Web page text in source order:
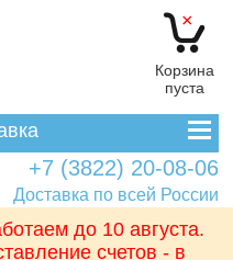
Доставка по всей России
×
Корзина
пуста
+7 (3822) 20-08-06
до 10 августа.
счетов - в